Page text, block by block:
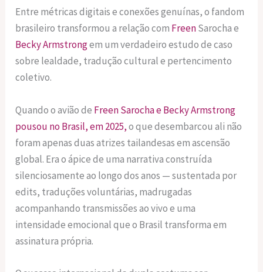
Entre métricas digitais e conexões genuínas, o fandom
brasileiro transformou a relação com FreenSarocha e
Becky Armstrongem um verdadeiro estudo de caso
sobre lealdade, tradução cultural e pertencimento
coletivo.
Quando o avião de Freen Sarocha e Becky Armstrong
pousou no Brasil, em 2025,o que desembarcou ali não
foram apenas duas atrizes tailandesas em ascensão
global. Era o ápice de uma narrativa construída
silenciosamente ao longo dos anos — sustentada por
edits, traduções voluntárias, madrugadas
acompanhando transmissões ao vivo e uma
intensidade emocional que o Brasil transforma em
assinatura própria.